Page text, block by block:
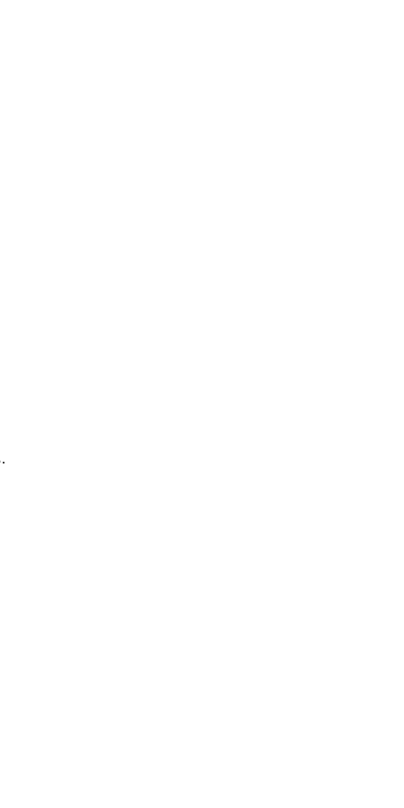
مع 48 مليون بكسل ، الصور أكثر من مجرد مذهلة. الصور أكثر وضوحًا بعد التكبير مقارنةً بتلك التي تم التقاطها باستخدام أقل من الميجابكسل.